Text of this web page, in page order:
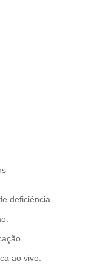
deficiência.
ao vivo.